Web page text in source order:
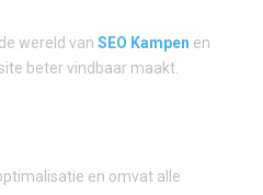
wereld van SEO Kampen en
beter vindbaar maakt.
en omvat alle